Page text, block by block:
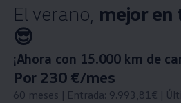
El verano, mejor en
😎
Precio del leasing:
¡Ahora con 15.000 km de
Precio nuevo:
Por 230 €/mes
60 meses | Entrada: 9.993,81€ |